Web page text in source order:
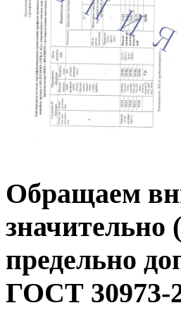
Обращаем
предельно
ГОСТ 30973-